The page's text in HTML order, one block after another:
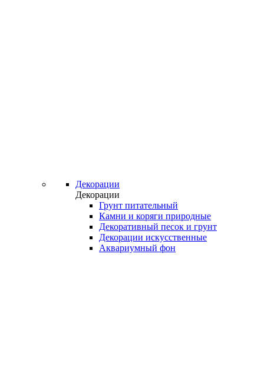
Декорации
Декорации
Грунт питательный
Камни и коряги природные
Декоративный песок и грунт
Декорации искусственные
Аквариумный фон